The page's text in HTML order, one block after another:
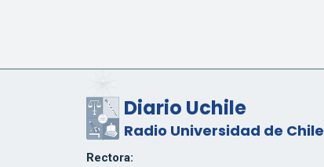
Diario Uchile
Radio Universidad de Chile
Rectora: